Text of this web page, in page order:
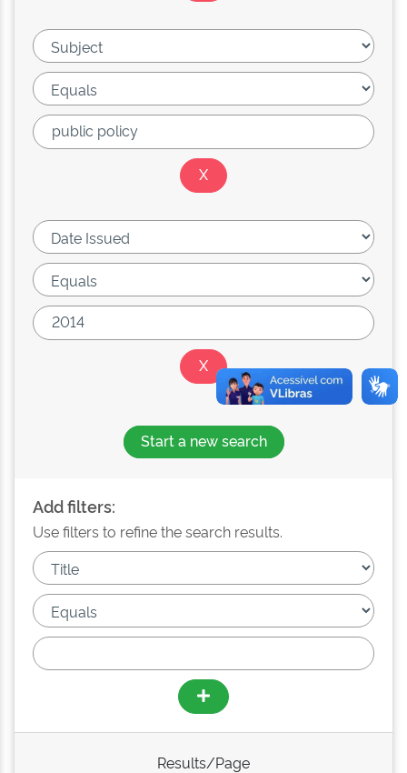
Start a new search
Add filters:
Use filters to refine the search results.
Results/Page